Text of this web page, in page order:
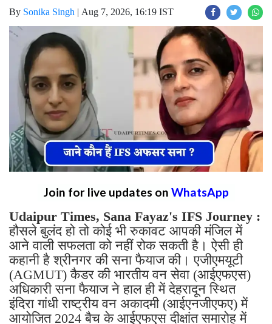
By Sonika Singh | Aug 7, 2026, 16:19 IST
Join for live updates on WhatsApp
Udaipur Times, Sana Fayaz's IFS Journey :
हौसले बुलंद हो तो कोई भी रुकावट आपकी मंजिल में
आने वाली सफलता को नहीं रोक सकती है। ऐसी ही
कहानी है श्रीनगर की सना फैयाज की। एजीएमयूटी
(AGMUT) कैडर की भारतीय वन सेवा (आईएफएस)
अधिकारी सना फैयाज ने हाल ही में देहरादून स्थित
इंदिरा गांधी राष्ट्रीय वन अकादमी (आईएनजीएफए) में
आयोजित 2024 बैच के आईएफएस दीक्षांत समारोह में